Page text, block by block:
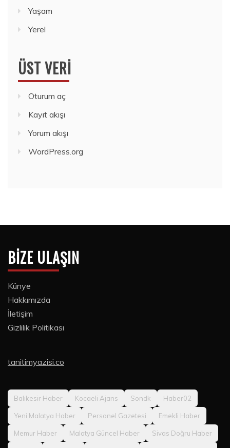
Yaşam
Yerel
ÜST VERI
Oturum aç
Kayıt akışı
Yorum akışı
WordPress.org
BIZE ULAŞIN
Künye
Hakkımızda
İletişim
Gizlilik Politikası
tanitimyazisi.co
Balıkesir Haber Kocaeli Ajans Sondk Haber02
Yeni Malatya Haber Personel Gazetesi Emekli Haber
Memur Haber Malatya Güncel Haber Sivas Doğru Haber